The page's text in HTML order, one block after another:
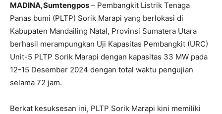
MADINA,Sumtengpos – Pembangkit Listrik Tenaga
Panas bumi (PLTP) Sorik Marapi yang berlokasi di
Kabupaten Mandailing Natal, Provinsi Sumatera Utara
berhasil merampungkan Uji Kapasitas Pembangkit (URC)
Unit-5 PLTP Sorik Marapi dengan kapasitas 33 MW pada
12-15 Desember 2024 dengan total waktu pengujian
selama 72 jam.
Berkat kesuksesan ini, PLTP Sorik Marapi kini memiliki